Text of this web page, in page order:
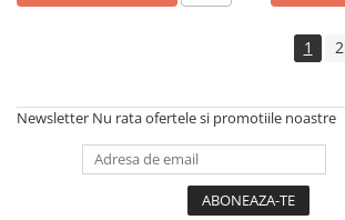
1 2
Newsletter Nu rata ofertele si promotiile noastre